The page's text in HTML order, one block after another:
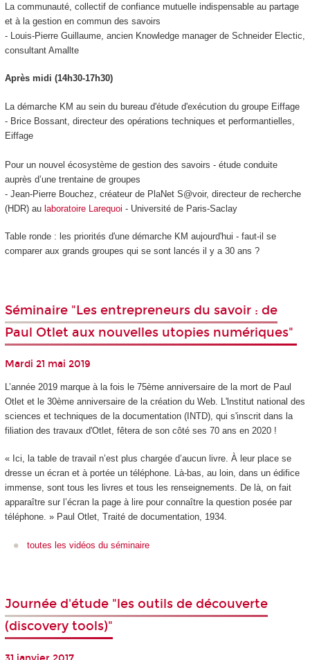
La communauté, collectif de confiance mutuelle indispensable au partage
et à la gestion en commun des savoirs
- Louis-Pierre Guillaume, ancien Knowledge manager de Schneider Electic,
consultant Amallte
Après midi (14h30-17h30)
La démarche KM au sein du bureau d'étude d'exécution du groupe Eiffage
- Brice Bossant, directeur des opérations techniques et performantielles,
Eiffage
Pour un nouvel écosystème de gestion des savoirs - étude conduite
auprès d’une trentaine de groupes
- Jean-Pierre Bouchez, créateur de PlaNet S@voir, directeur de recherche
(HDR) au laboratoire Larequoi - Université de Paris-Saclay
Table ronde : les priorités d'une démarche KM aujourd'hui - faut-il se
comparer aux grands groupes qui se sont lancés il y a 30 ans ?
Séminaire "Les entrepreneurs du savoir : de
Paul Otlet aux nouvelles utopies numériques"
Mardi 21 mai 2019
L’année 2019 marque à la fois le 75ème anniversaire de la mort de Paul
Otlet et le 30ème anniversaire de la création du Web. L'lnstitut national des
sciences et techniques de la documentation (INTD), qui s'inscrit dans la
filiation des travaux d'Otlet, fêtera de son côté ses 70 ans en 2020 !
« Ici, la table de travail n’est plus chargée d’aucun livre. À leur place se
dresse un écran et à portée un téléphone. Là-bas, au loin, dans un édifice
immense, sont tous les livres et tous les renseignements. De là, on fait
apparaître sur l’écran la page à lire pour connaître la question posée par
téléphone. » Paul Otlet, Traité de documentation, 1934.
toutes les vidéos du séminaire
Journée d'étude "les outils de découverte
(discovery tools)"